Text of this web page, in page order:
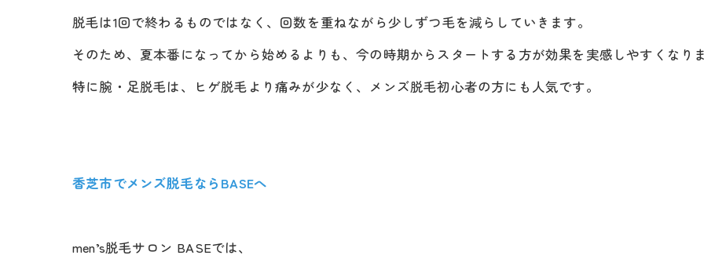
脱毛は1回で終わるものではなく、回数を重ねながら少しずつ毛を減らしていきます。
そのため、夏本番になってから始めるよりも、今の時期からスタートする方が効果を実感しやすくなり
特に腕・足脱毛は、ヒゲ脱毛より痛みが少なく、メンズ脱毛初心者の方にも人気です。
香芝市でメンズ脱毛ならBASEへ
men’s脱毛サロン BASEでは、